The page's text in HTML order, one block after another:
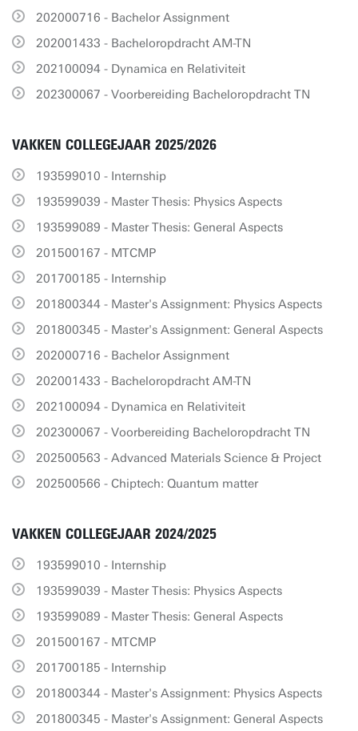
202000716 - Bachelor Assignment
202001433 - Bacheloropdracht AM-TN
202100094 - Dynamica en Relativiteit
202300067 - Voorbereiding Bacheloropdracht TN
VAKKEN COLLEGEJAAR 2025/2026
193599010 - Internship
193599039 - Master Thesis: Physics Aspects
193599089 - Master Thesis: General Aspects
201500167 - MTCMP
201700185 - Internship
201800344 - Master's Assignment: Physics Aspects
201800345 - Master's Assignment: General Aspects
202000716 - Bachelor Assignment
202001433 - Bacheloropdracht AM-TN
202100094 - Dynamica en Relativiteit
202300067 - Voorbereiding Bacheloropdracht TN
202500563 - Advanced Materials Science & Project
202500566 - Chiptech: Quantum matter
VAKKEN COLLEGEJAAR 2024/2025
193599010 - Internship
193599039 - Master Thesis: Physics Aspects
193599089 - Master Thesis: General Aspects
201500167 - MTCMP
201700185 - Internship
201800344 - Master's Assignment: Physics Aspects
201800345 - Master's Assignment: General Aspects